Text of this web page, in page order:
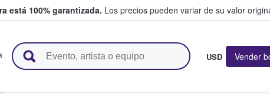
está 100% garantizada. Los precios pueden variar de su valor
USD Vender